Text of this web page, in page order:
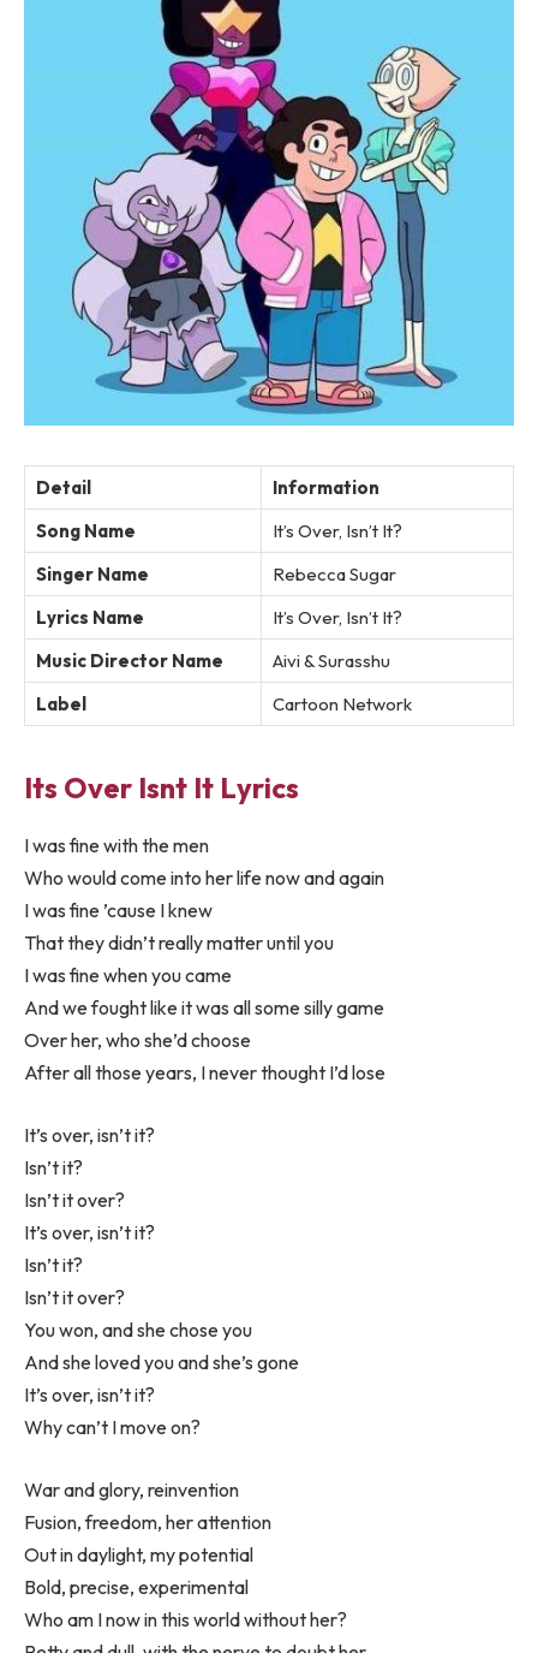
Detail
Information
Song Name
It’s Over, Isn’t It?
Singer Name
Rebecca Sugar
Lyrics Name
It’s Over, Isn’t It?
Music Director Name
Aivi & Surasshu
Label
Cartoon Network
Its Over Isnt It Lyrics
I was fine with the men
Who would come into her life now and again
I was fine ’cause I knew
That they didn’t really matter until you
I was fine when you came
And we fought like it was all some silly game
Over her, who she’d choose
After all those years, I never thought I’d lose
It’s over, isn’t it?
Isn’t it?
Isn’t it over?
It’s over, isn’t it?
Isn’t it?
Isn’t it over?
You won, and she chose you
And she loved you and she’s gone
It’s over, isn’t it?
Why can’t I move on?
War and glory, reinvention
Fusion, freedom, her attention
Out in daylight, my potential
Bold, precise, experimental
Who am I now in this world without her?